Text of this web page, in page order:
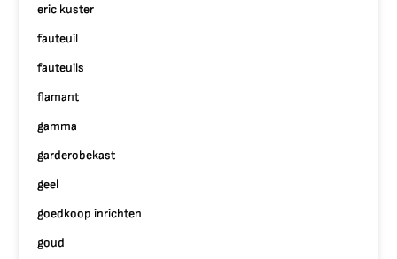
eric kuster
fauteuil
fauteuils
flamant
gamma
garderobekast
geel
goedkoop inrichten
goud